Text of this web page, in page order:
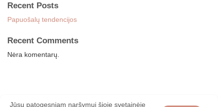
Recent Posts
Papuošalų tendencijos
Recent Comments
Nėra komentarų.
Jūsų patogesniam naršymui šioje svetainėje